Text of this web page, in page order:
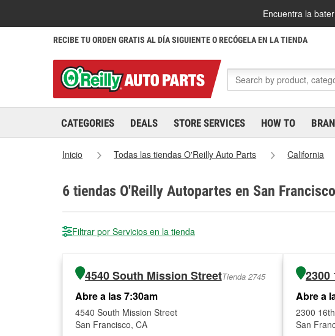
Encuentra la
RECIBE TU ORDEN GRATIS AL DÍA SIGUIENTE O RECÓGELA EN LA TIENDA
CATEGORIES DEALS STORE SERVICES HOW TO
Inicio Todas las tiendas O'Reilly Auto Parts California
6 tiendas O'Reilly Autopartes en San
Filtrar por Servicios en la tienda
4540 South Mission StreetTienda 2745
Abre a las 7:30am
4540 South Mission Street
San Francisco, CA
2300
Abre a
2300
San